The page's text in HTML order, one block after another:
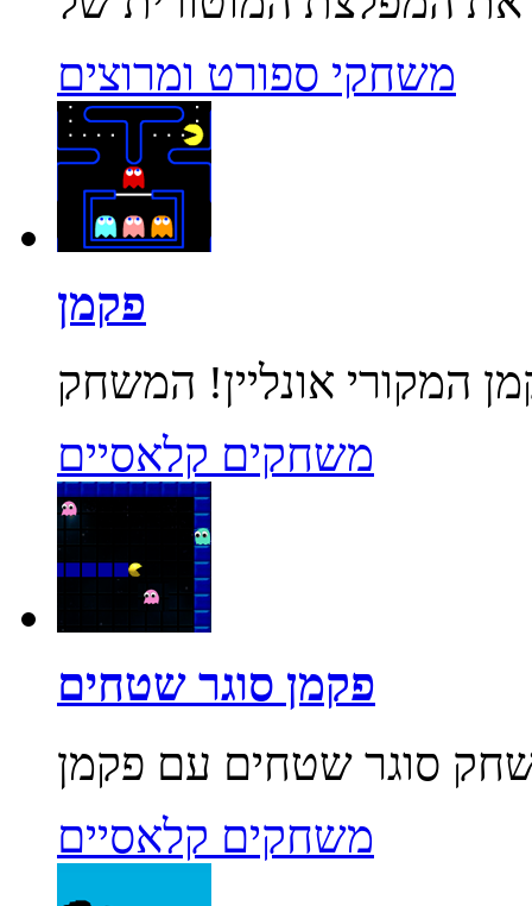
משחקי ספורט ומרוצים
פקמן
משחקים קלאסיים
פקמן סוגר שטחים
משחקים קלאסיים